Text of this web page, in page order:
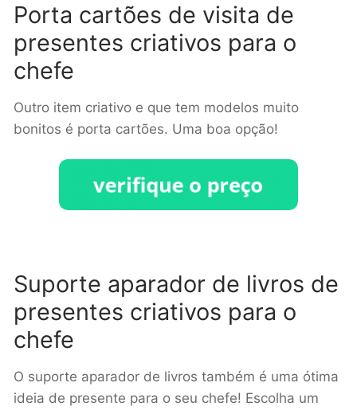
Porta cartões de visita de
presentes criativos para o
chefe
Outro item criativo e que tem modelos muito
bonitos é porta cartões. Uma boa opção!
Suporte aparador de livros de
presentes criativos para o
chefe
O suporte aparador de livros também é uma ótima
ideia de presente para o seu chefe! Escolha um